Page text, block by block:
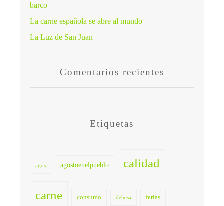
barco
La carne española se abre al mundo
La Luz de San Juan
Comentarios recientes
Etiquetas
agos agostoenelpueblo calidad
carne consumo dehesa ferias